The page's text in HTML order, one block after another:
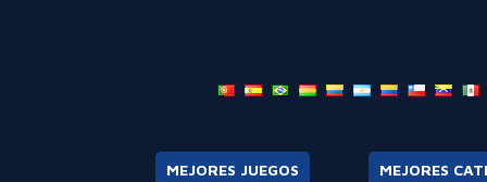
MEJORES JUEGOS MEJORES